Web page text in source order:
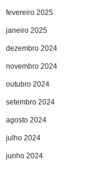
fevereiro 2025
janeiro 2025
dezembro 2024
novembro 2024
outubro 2024
setembro 2024
agosto 2024
julho 2024
junho 2024